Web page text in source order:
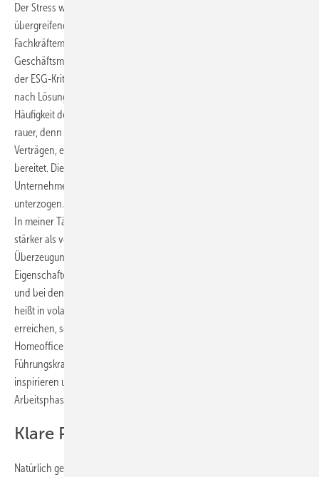
Der Stress wird für Führungskräfte nicht so bald nachlassen. Denn
übergreifende wirtschaftliche und politische Themen wie der
Fachkräftemangel, die Auswirkung der Digitalisierung auf die
Geschäftsmodelle oder die verschärften EU-Regelungen hinsichtlich
der ESG-Kriterien (Environmental, Social, Governance) verlangen
nach Lösungen. Durch die Intensität dieser Themen und die
Häufigkeit der Krisen wird in Teilen der Ton in den Unternehmen
rauer, denn obendrein erwarten die Kunden die Einhaltung von
Verträgen, egal welche Kosten und Probleme das dem Unternehmen
bereitet. Die persönliche Resilienz sowie die des gesamten
Unternehmens werden aktuell einem gewaltigen Stresstest
unterzogen.
In meiner Tätigkeit stelle ich daher fest, dass Unternehmen noch
stärker als vor den Krisen nach Führungskräften suchen, die Mut,
Überzeugung und Selbstbewusstsein ausstrahlen. Diese drei
Eigenschaften sind wichtig, wenn man Lösungen auf den Weg bringen
und bei den Mitarbeitern die Zuversicht aufrechterhalten will. Führung
heißt in volatilen Zeiten nicht nur, Ziele neu zu definieren und zu
erreichen, sondern auch Orientierung zu geben und trotz Arbeit im
Homeoffice ein Gemeinschaftsgefühl zu schaffen. Nur eine
Führungskraft mit Mut und Überzeugung kann auch ihr Team
inspirieren und den Team-Spirit stärken, der in herausfordernden
Arbeitsphasen positive Resultate ermöglicht.
Klare Position beziehen
Natürlich gehören Kooperation und Verständnis für den anderen